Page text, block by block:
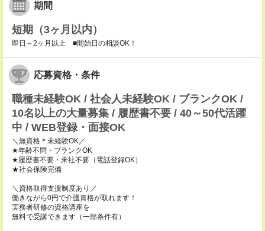
期間
短期（3ヶ月以内）
即日～2ヶ月以上 ■開始日の相談OK！
応募資格・条件
職種未経験OK / 社会人未経験OK / ブランクOK /
10名以上の大量募集 / 履歴書不要 / 40～50代活躍
中 / WEB登録・面接OK
＼無資格＊未経験OK／
★年齢不問・ブランクOK
★履歴書不要・来社不要（電話登録OK）
★社会保険完備
＼資格取得支援制度あり／
働きながら0円で介護資格が取れます！
実務者研修の資格講座を
無料で受講できます（一部条件有）